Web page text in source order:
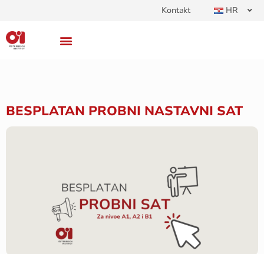
Kontakt HR
BESPLATAN PROBNI NASTAVNI SAT